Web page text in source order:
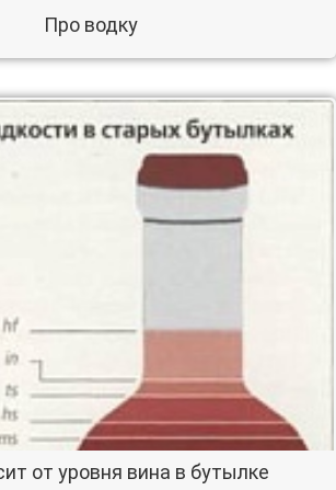
Про водку
от уровня вина в бутылке